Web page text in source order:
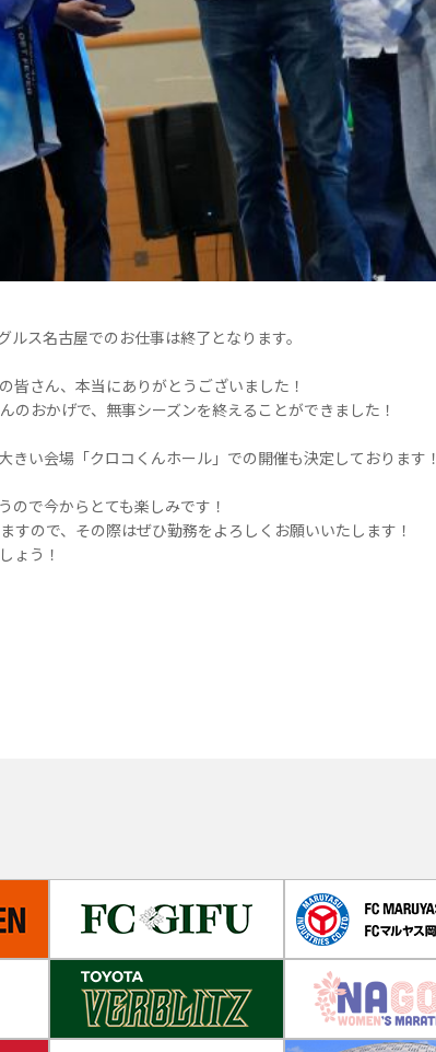
ス名古屋でのお仕事は終了となります。
皆さん、本当にありがとうございました！
のおかげで、無事シーズンを終えることができました！
きい会場「クロコくんホール」での開催も決定しております！
ので今からとても楽しみです！
すので、その際はぜひ勤務をよろしくお願いいたします！
ょう！